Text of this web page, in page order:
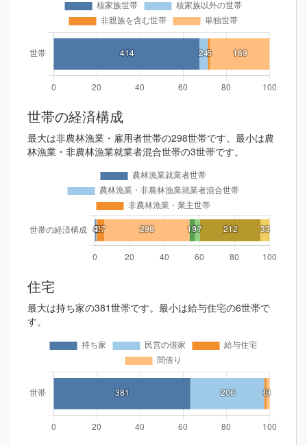
世帯の経済構成
最大は非農林漁業・雇用者世帯の298世帯です。最小は農
林漁業・非農林漁業就業者混合世帯の3世帯です。
住宅
最大は持ち家の381世帯です。最小は給与住宅の6世帯で
す。